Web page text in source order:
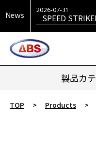
News VENGEANCE
2026-07-31
SPEED
STRIKER
2026-07-31
SIGMAシリー
PEARL発売！
2026-07-29
大岡産業レデ
ーナメント
2026-06-30
HONEY
HONEY製品カ
TOP > Products >